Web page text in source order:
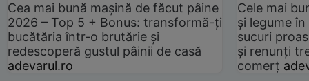
Cea mai bună mașină de făcut pâine
2026 – Top 5 + Bonus: transformă-ți
bucătăria într-o brutărie și
redescoperă gustul pâinii de casă
adevarul.ro
Cele mai
și legume
sucuri
și renunți
comerț